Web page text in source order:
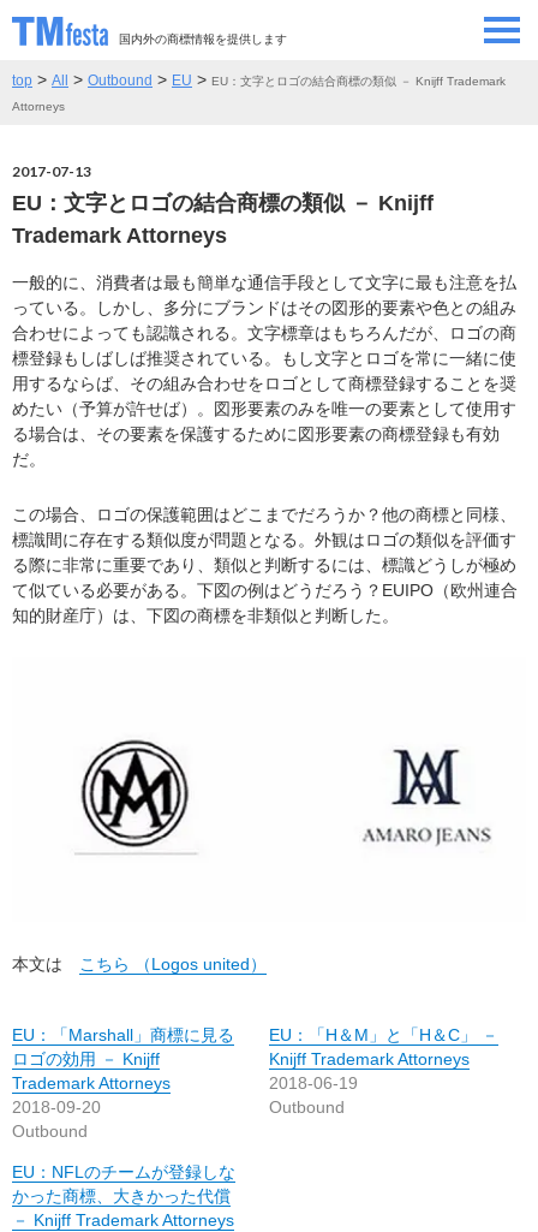
国内外の商標情報を提供します
SEMINAR/EVENT
CONTRIBUTORS 情報提供者
CONTACT お問い合わせ
top > All > Outbound > EU > EU：文字とロゴの結合商標の類似 － Knijff Trademark
Attorneys
2017-07-13
EU：文字とロゴの結合商標の類似 － Knijff
Trademark Attorneys
一般的に、消費者は最も簡単な通信手段として文字に最も注意を払
っている。しかし、多分にブランドはその図形的要素や色との組み
合わせによっても認識される。文字標章はもちろんだが、ロゴの商
標登録もしばしば推奨されている。もし文字とロゴを常に一緒に使
用するならば、その組み合わせをロゴとして商標登録することを奨
めたい（予算が許せば）。図形要素のみを唯一の要素として使用す
る場合は、その要素を保護するために図形要素の商標登録も有効
だ。
この場合、ロゴの保護範囲はどこまでだろうか？他の商標と同様、
標識間に存在する類似度が問題となる。外観はロゴの類似を評価す
る際に非常に重要であり、類似と判断するには、標識どうしが極め
て似ている必要がある。下図の例はどうだろう？EUIPO（欧州連合
知的財産庁）は、下図の商標を非類似と判断した。
本文は こちら （Logos united）
EU：「Marshall」商標に見る
ロゴの効用 － Knijff
Trademark Attorneys
2018-09-20
Outbound
EU：「H＆M」と「H＆C」 －
Knijff Trademark Attorneys
2018-06-19
Outbound
EU：NFLのチームが登録しな
かった商標、大きかった代償
－ Knijff Trademark Attorneys